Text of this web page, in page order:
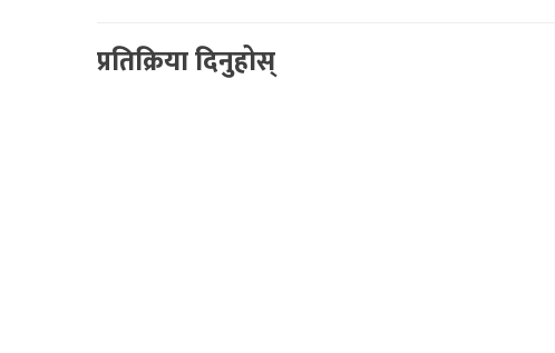
प्रतिक्रिया दिनुहोस्